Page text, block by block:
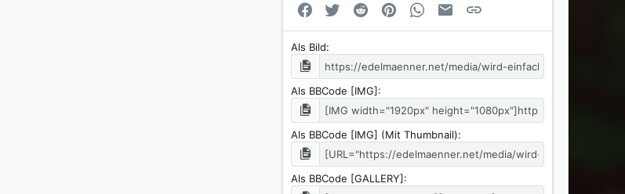
Facebook
Twitter Reddit PinterestWhatsApp
E-Mail
Als Bild
Als BBCode [IMG]
Als BBCode [IMG] (Mit Thumbnail)
Als BBCode [GALLERY]